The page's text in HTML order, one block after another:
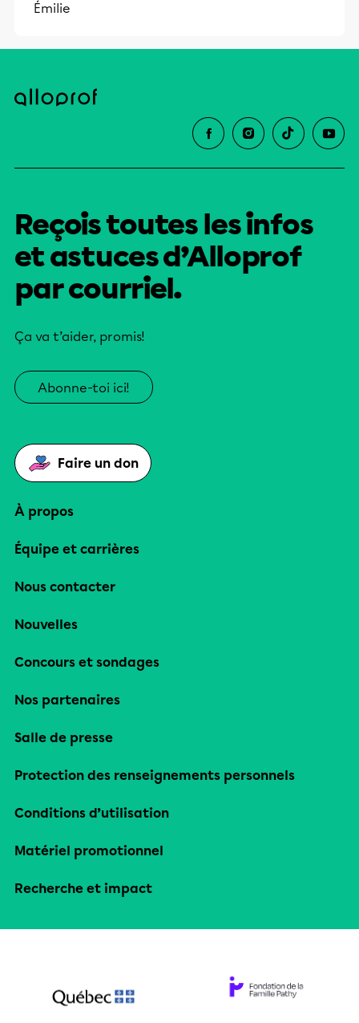
Émilie
Reçois toutes les infos
et astuces d’Alloprof
par courriel.
Ça va t’aider, promis!
Abonne-toi ici!
Faire un don
À propos
Équipe et carrières
Nous contacter
Nouvelles
Concours et sondages
Nos partenaires
Salle de presse
Protection des renseignements personnels
Conditions d’utilisation
Matériel promotionnel
Recherche et impact